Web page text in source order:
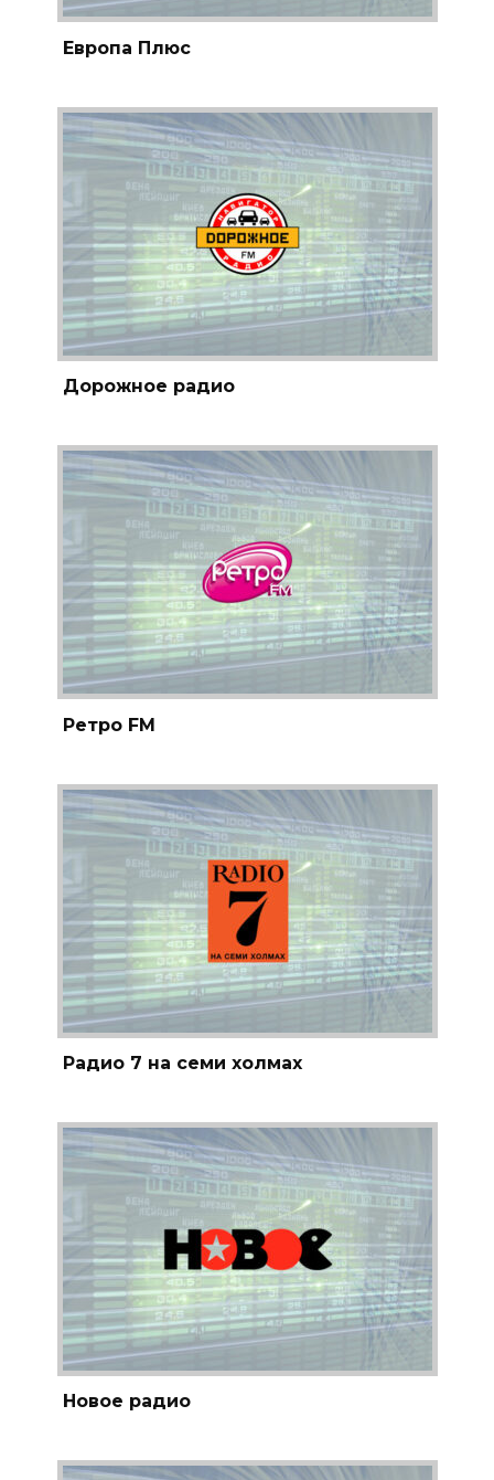
Европа Плюс
Дорожное радио
Ретро FM
Радио 7 на семи холмах
Новое радио